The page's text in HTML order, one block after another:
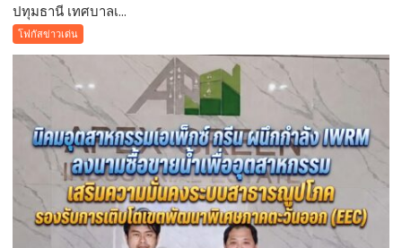
ว่า
รัก
พา
แม่
เที่ยว
คูคต
เดิน
แก้
ปัญหา
ผู้
เร่ร่อน
สร้าง
ความ
ปทุมธานี เทศบาลเ...
โฟกัสข่าวเด่น